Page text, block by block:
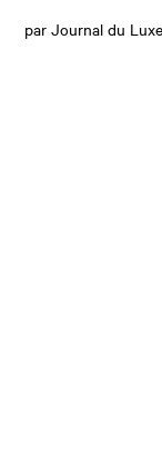
par Journal du Luxe